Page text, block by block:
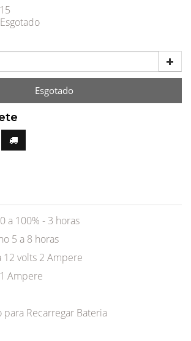
Esgotado
Esgotado
a 100% - 3 horas
5 a 8 horas
12 volts 2 Ampere
Ampere
Recarregar Bateria